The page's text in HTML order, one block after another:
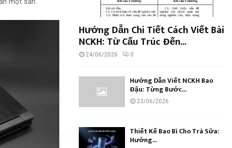
Hướng Dẫn Chi Tiết Cách Viết Bài
NCKH: Từ Cấu Trúc Đến...
24/06/2026 0
Hướng Dẫn Viết NCKH Bao
Đậu: Từng Bước...
23/06/2026
Thiết Kế Bao Bì Cho Trà Sữa:
Hướng...